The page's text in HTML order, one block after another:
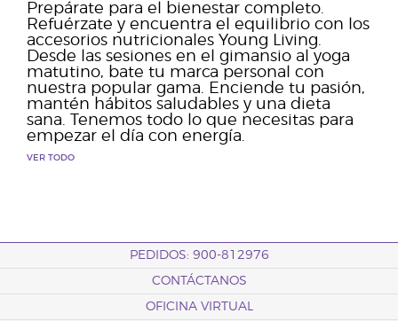
Prepárate para el bienestar completo.
Refuérzate y encuentra el equilibrio con los
accesorios nutricionales Young Living.
Desde las sesiones en el gimansio al yoga
matutino, bate tu marca personal con
nuestra popular gama. Enciende tu pasión,
mantén hábitos saludables y una dieta
sana. Tenemos todo lo que necesitas para
empezar el día con energía.
VER TODO
PEDIDOS: 900-812976
CONTÁCTANOS
OFICINA VIRTUAL